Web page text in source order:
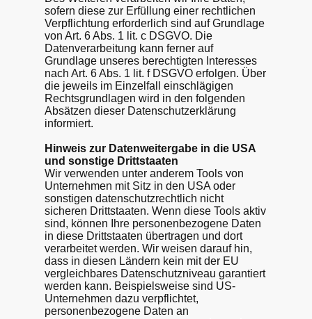
sofern diese zur Erfüllung einer rechtlichen
Verpflichtung erforderlich sind auf Grundlage
von Art. 6 Abs. 1 lit. c DSGVO. Die
Datenverarbeitung kann ferner auf
Grundlage unseres berechtigten Interesses
nach Art. 6 Abs. 1 lit. f DSGVO erfolgen. Über
die jeweils im Einzelfall einschlägigen
Rechtsgrundlagen wird in den folgenden
Absätzen dieser Datenschutzerklärung
informiert.
Hinweis zur Datenweitergabe in die USA
und sonstige Drittstaaten
Wir verwenden unter anderem Tools von
Unternehmen mit Sitz in den USA oder
sonstigen datenschutzrechtlich nicht
sicheren Drittstaaten. Wenn diese Tools aktiv
sind, können Ihre personenbezogene Daten
in diese Drittstaaten übertragen und dort
verarbeitet werden. Wir weisen darauf hin,
dass in diesen Ländern kein mit der EU
vergleichbares Datenschutzniveau garantiert
werden kann. Beispielsweise sind US-
Unternehmen dazu verpflichtet,
personenbezogene Daten an